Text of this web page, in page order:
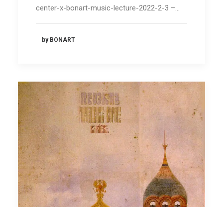
center-x-bonart-music-lecture-2022-2-3 –…
by BONART